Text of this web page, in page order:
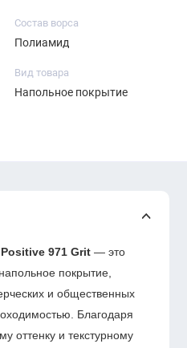
Состав ворса
Полиамид
Вид товара
Напольное покрытие
971 Grit — это
покрытие,
и общественных
Благодаря
оттенку и текстурному